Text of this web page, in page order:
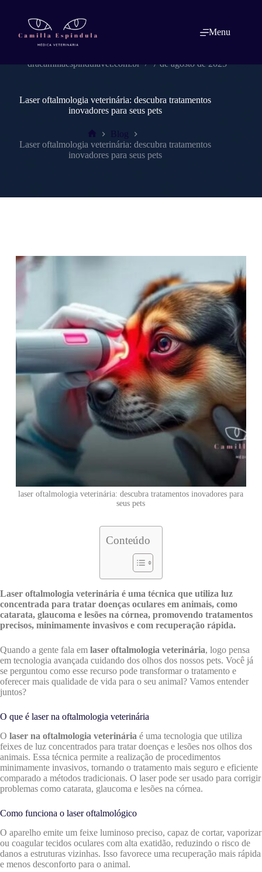
conteúdo
Menu
dracamillaespindulavet.com.br 7 de agosto de 2025
Laser oftalmologia veterinária: descubra tratamentos
inovadores para seus pets
Home
Blog
Laser oftalmologia veterinária: descubra tratamentos
inovadores para seus pets
laser oftalmologia veterinária: descubra tratamentos inovadores para
seus pets
Conteúdo
Laser oftalmologia veterinária é uma técnica que utiliza luz
concentrada para tratar doenças oculares em animais, como
catarata, glaucoma e lesões na córnea, promovendo tratamentos
precisos, minimamente invasivos e com recuperação rápida.
Quando a gente fala em laser oftalmologia veterinária, logo pensa
em tecnologia avançada cuidando dos olhos dos nossos pets. Você já
se perguntou como esse recurso pode transformar o tratamento e
oferecer mais qualidade de vida para o seu animal? Vamos entender
juntos?
O que é laser na oftalmologia veterinária
O laser na oftalmologia veterinária é uma tecnologia que utiliza
feixes de luz concentrados para tratar doenças e lesões nos olhos dos
animais. Essa técnica permite a realização de procedimentos
minimamente invasivos, tornando o tratamento mais seguro e eficiente
comparado a métodos tradicionais. O laser pode ser usado para corrigir
problemas como catarata, glaucoma e lesões na córnea.
Como funciona o laser oftalmológico
O aparelho emite um feixe luminoso preciso, capaz de cortar, vaporizar
ou coagular tecidos oculares com alta exatidão, reduzindo o risco de
danos a estruturas vizinhas. Isso favorece uma recuperação mais rápida
e menos desconforto para o animal.